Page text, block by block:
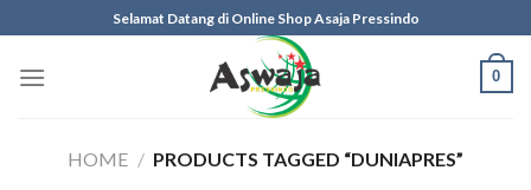
to
content
Selamat Datang di Online Shop Asaja Pressindo
0
HOME / PRODUCTS TAGGED “DUNIAPRES”